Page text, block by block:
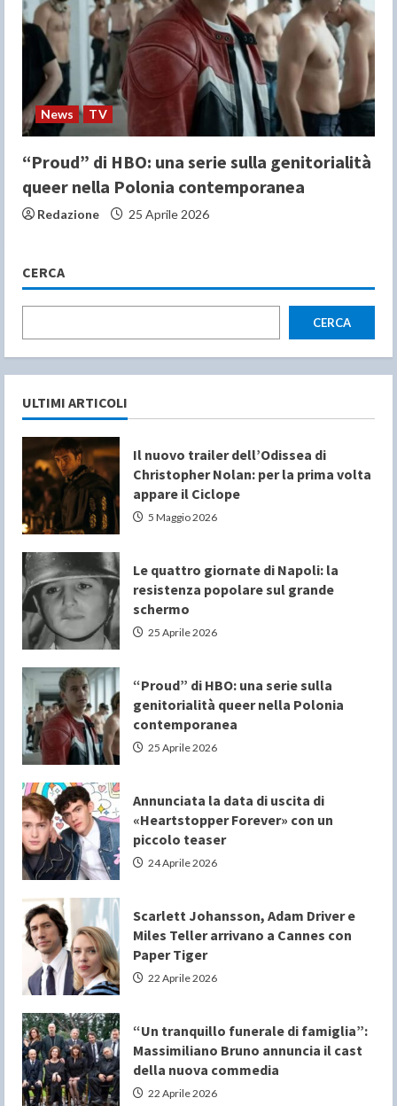
News TV
“Proud” di HBO: una serie sulla genitorialità
queer nella Polonia contemporanea
Redazione 25 Aprile 2026
CERCA
CERCA
ULTIMI ARTICOLI
Il nuovo trailer dell’Odissea di
Christopher Nolan: per la prima volta
appare il Ciclope
5 Maggio 2026
Le quattro giornate di Napoli: la
resistenza popolare sul grande
schermo
25 Aprile 2026
“Proud” di HBO: una serie sulla
genitorialità queer nella Polonia
contemporanea
25 Aprile 2026
Annunciata la data di uscita di
«Heartstopper Forever» con un
piccolo teaser
24 Aprile 2026
Scarlett Johansson, Adam Driver e
Miles Teller arrivano a Cannes con
Paper Tiger
22 Aprile 2026
“Un tranquillo funerale di famiglia”:
Massimiliano Bruno annuncia il cast
della nuova commedia
22 Aprile 2026